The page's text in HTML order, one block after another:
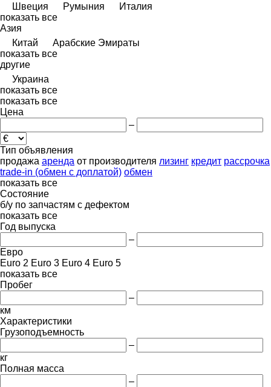
Швеция
Румыния
Италия
показать все
Азия
Китай
Арабские Эмираты
показать все
другие
Украина
показать все
показать все
Цена
–
Тип объявления
продажа аренда от производителя лизинг кредит рассрочка
trade-in (обмен с доплатой) обмен
показать все
Состояние
б/у по запчастям с дефектом
показать все
Год выпуска
–
Евро
Euro 2 Euro 3 Euro 4 Euro 5
показать все
Пробег
–
км
Характеристики
Грузоподъемность
–
кг
Полная масса
–